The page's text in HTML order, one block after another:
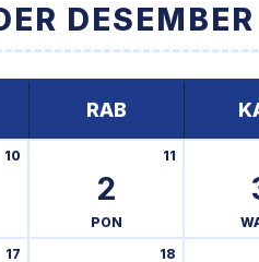
RAB
10
2
11
PON
17 18